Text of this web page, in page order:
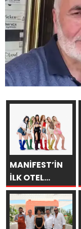
MANİFEST’İN
İLK OTEL
KONSERİ 7
AĞUSTOS’TA
ANTALYA’DA